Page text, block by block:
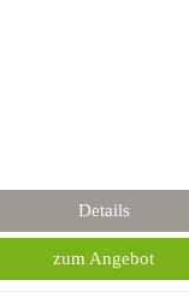
Details
zum Angebot